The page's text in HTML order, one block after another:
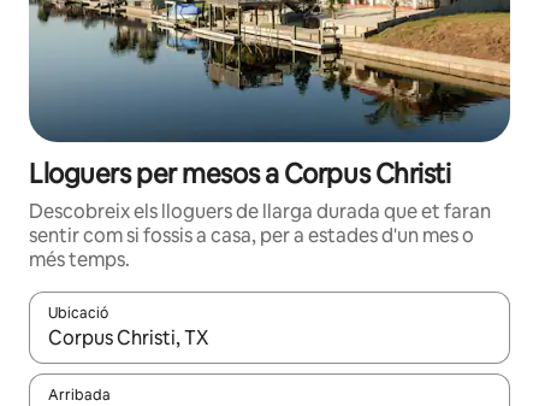
Lloguers per mesos a Corpus Christi
Descobreix els lloguers de llarga durada que et faran
sentir com si fossis a casa, per a estades d'un mes o
més temps.
Ubicació
Quan els resultats estiguin disponibles, podràs navegar-hi a
Arribada